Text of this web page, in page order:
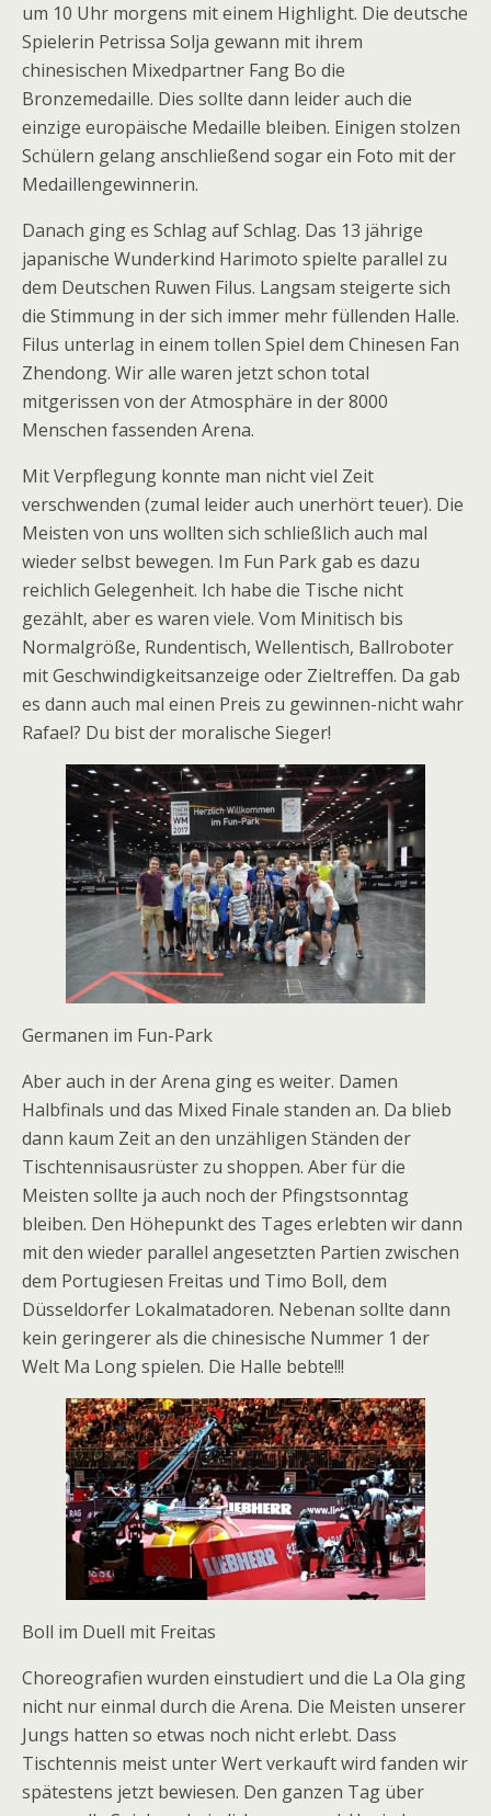
um 10 Uhr morgens mit einem Highlight. Die deutsche
Spielerin Petrissa Solja gewann mit ihrem
chinesischen Mixedpartner Fang Bo die
Bronzemedaille. Dies sollte dann leider auch die
einzige europäische Medaille bleiben. Einigen stolzen
Schülern gelang anschließend sogar ein Foto mit der
Medaillengewinnerin.
Danach ging es Schlag auf Schlag. Das 13 jährige
japanische Wunderkind Harimoto spielte parallel zu
dem Deutschen Ruwen Filus. Langsam steigerte sich
die Stimmung in der sich immer mehr füllenden Halle.
Filus unterlag in einem tollen Spiel dem Chinesen Fan
Zhendong. Wir alle waren jetzt schon total
mitgerissen von der Atmosphäre in der 8000
Menschen fassenden Arena.
Mit Verpflegung konnte man nicht viel Zeit
verschwenden (zumal leider auch unerhört teuer). Die
Meisten von uns wollten sich schließlich auch mal
wieder selbst bewegen. Im Fun Park gab es dazu
reichlich Gelegenheit. Ich habe die Tische nicht
gezählt, aber es waren viele. Vom Minitisch bis
Normalgröße, Rundentisch, Wellentisch, Ballroboter
mit Geschwindigkeitsanzeige oder Zieltreffen. Da gab
es dann auch mal einen Preis zu gewinnen-nicht wahr
Rafael? Du bist der moralische Sieger!
Germanen im Fun-Park
Aber auch in der Arena ging es weiter. Damen
Halbfinals und das Mixed Finale standen an. Da blieb
dann kaum Zeit an den unzähligen Ständen der
Tischtennisausrüster zu shoppen. Aber für die
Meisten sollte ja auch noch der Pfingstsonntag
bleiben. Den Höhepunkt des Tages erlebten wir dann
mit den wieder parallel angesetzten Partien zwischen
dem Portugiesen Freitas und Timo Boll, dem
Düsseldorfer Lokalmatadoren. Nebenan sollte dann
kein geringerer als die chinesische Nummer 1 der
Welt Ma Long spielen. Die Halle bebte!!!
Boll im Duell mit Freitas
Choreografien wurden einstudiert und die La Ola ging
nicht nur einmal durch die Arena. Die Meisten unserer
Jungs hatten so etwas noch nicht erlebt. Dass
Tischtennis meist unter Wert verkauft wird fanden wir
spätestens jetzt bewiesen. Den ganzen Tag über